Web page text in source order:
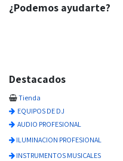
¿Podemos ayudarte?
Destacados
Tienda
EQUIPOS DE DJ
AUDIO PROFESIONAL
ILUMINACION PROFESIONAL
INSTRUMENTOS MUSICALES